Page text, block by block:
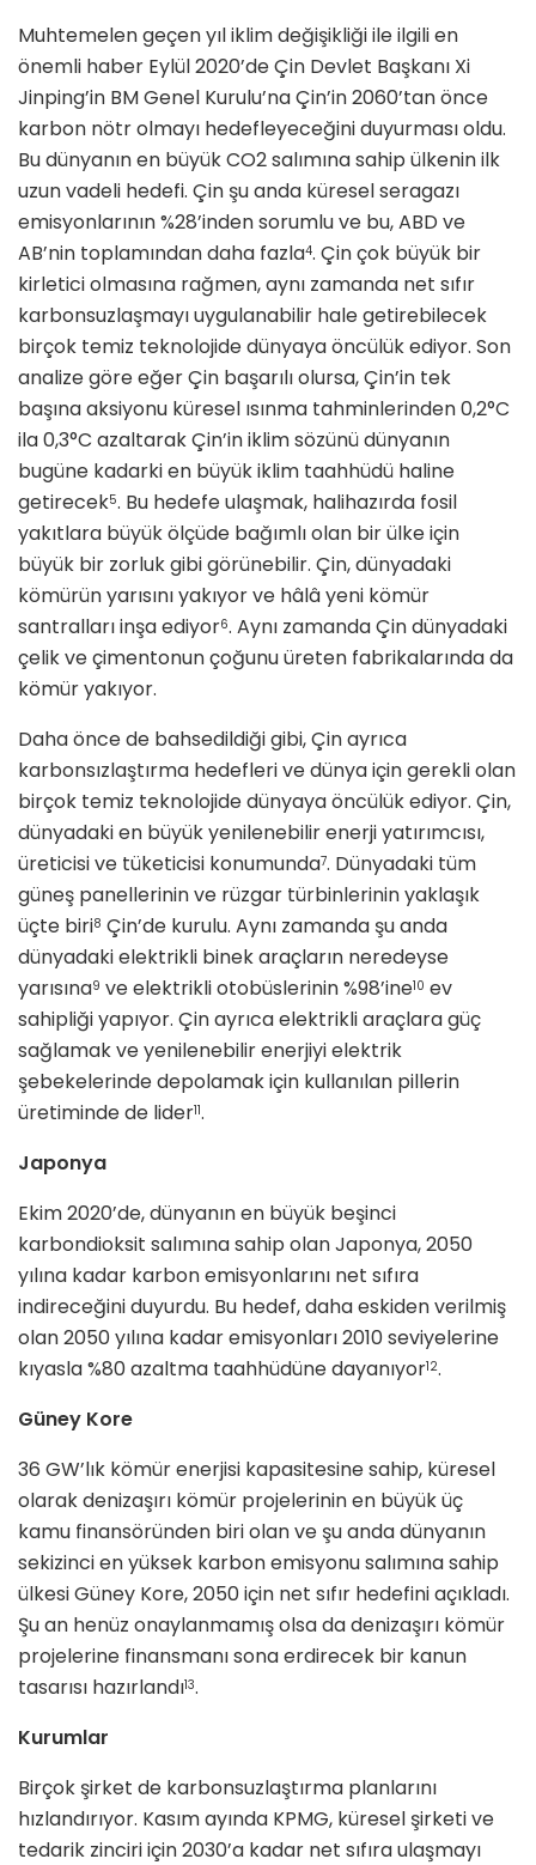
Muhtemelen geçen yıl iklim değişikliği ile ilgili en
önemli haber Eylül 2020’de Çin Devlet Başkanı Xi
Jinping’in BM Genel Kurulu’na Çin’in 2060’tan önce
karbon nötr olmayı hedefleyeceğini duyurması oldu.
Bu dünyanın en büyük CO2 salımına sahip ülkenin ilk
uzun vadeli hedefi. Çin şu anda küresel seragazı
emisyonlarının %28’inden sorumlu ve bu, ABD ve
AB’nin toplamından daha fazla4. Çin çok büyük bir
kirletici olmasına rağmen, aynı zamanda net sıfır
karbonsuzlaşmayı uygulanabilir hale getirebilecek
birçok temiz teknolojide dünyaya öncülük ediyor. Son
analize göre eğer Çin başarılı olursa, Çin’in tek
başına aksiyonu küresel ısınma tahminlerinden 0,2°C
ila 0,3°C azaltarak Çin’in iklim sözünü dünyanın
bugüne kadarki en büyük iklim taahhüdü haline
getirecek5. Bu hedefe ulaşmak, halihazırda fosil
yakıtlara büyük ölçüde bağımlı olan bir ülke için
büyük bir zorluk gibi görünebilir. Çin, dünyadaki
kömürün yarısını yakıyor ve hâlâ yeni kömür
santralları inşa ediyor6. Aynı zamanda Çin dünyadaki
çelik ve çimentonun çoğunu üreten fabrikalarında da
kömür yakıyor.
Daha önce de bahsedildiği gibi, Çin ayrıca
karbonsızlaştırma hedefleri ve dünya için gerekli olan
birçok temiz teknolojide dünyaya öncülük ediyor. Çin,
dünyadaki en büyük yenilenebilir enerji yatırımcısı,
üreticisi ve tüketicisi konumunda7. Dünyadaki tüm
güneş panellerinin ve rüzgar türbinlerinin yaklaşık
üçte biri8 Çin’de kurulu. Aynı zamanda şu anda
dünyadaki elektrikli binek araçların neredeyse
yarısına9 ve elektrikli otobüslerinin %98’ine10 ev
sahipliği yapıyor. Çin ayrıca elektrikli araçlara güç
sağlamak ve yenilenebilir enerjiyi elektrik
şebekelerinde depolamak için kullanılan pillerin
üretiminde de lider11.
Japonya
Ekim 2020’de, dünyanın en büyük beşinci
karbondioksit salımına sahip olan Japonya, 2050
yılına kadar karbon emisyonlarını net sıfıra
indireceğini duyurdu. Bu hedef, daha eskiden verilmiş
olan 2050 yılına kadar emisyonları 2010 seviyelerine
kıyasla %80 azaltma taahhüdüne dayanıyor12.
Güney Kore
36 GW’lık kömür enerjisi kapasitesine sahip, küresel
olarak denizaşırı kömür projelerinin en büyük üç
kamu finansöründen biri olan ve şu anda dünyanın
sekizinci en yüksek karbon emisyonu salımına sahip
ülkesi Güney Kore, 2050 için net sıfır hedefini açıkladı.
Şu an henüz onaylanmamış olsa da denizaşırı kömür
projelerine finansmanı sona erdirecek bir kanun
tasarısı hazırlandı13.
Kurumlar
Birçok şirket de karbonsuzlaştırma planlarını
hızlandırıyor. Kasım ayında KPMG, küresel şirketi ve
tedarik zinciri için 2030’a kadar net sıfıra ulaşmayı